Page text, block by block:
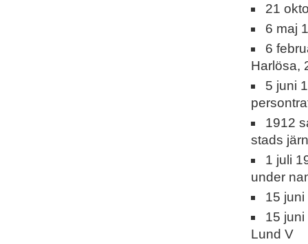
21
6 maj
6
Harlösa,
5 juni
1912
stads
1 juli
under
15
15
Lund V